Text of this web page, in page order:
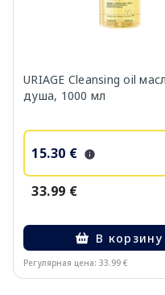
URIAGE Cleansing oil
душа, 1000 мл
15.30 €
33.99 €
В корзину
Регулярная цена: 33.99 €